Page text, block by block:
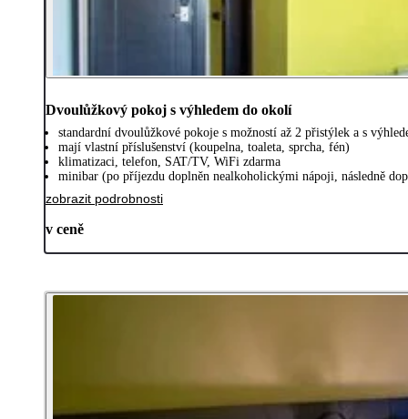
Dvoulůžkový pokoj s výhledem do okolí
standardní dvoulůžkové pokoje s možností až 2 přistýlek a s
mají vlastní příslušenství (koupelna, toaleta, sprcha, fén)
klimatizaci, telefon, SAT/TV, WiFi zdarma
minibar (po příjezdu doplněn nealkoholickými nápoji, následně
zobrazit podrobnosti
v ceně